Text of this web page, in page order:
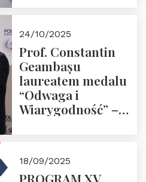
24/10/2025
Prof. Constantin
Geambașu
laureatem medalu
“Odwaga i
Wiarygodność” –
18/09/2025
PROGRAM XV